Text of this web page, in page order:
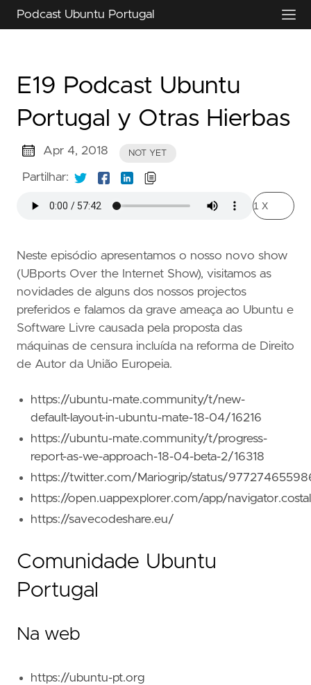
Podcast Ubuntu Portugal
E19 Podcast Ubuntu
Portugal y Otras Hierbas
Apr 4, 2018 NOT YET
Partilhar:
Neste episódio apresentamos o nosso novo show
(UBports Over the Internet Show), visitamos as
novidades de alguns dos nossos projectos
preferidos e falamos da grave ameaça ao Ubuntu e
Software Livre causada pela proposta das
máquinas de censura incluída na reforma de Direito
de Autor da União Europeia.
https://ubuntu-mate.community/t/new-
default-layout-in-ubuntu-mate-18-04/16216
https://ubuntu-mate.community/t/progress-
report-as-we-approach-18-04-beta-2/16318
https://twitter.com/Mariogrip/status/
https://open.uappexplorer.com/app/
https://savecodeshare.eu/
Comunidade Ubuntu
Portugal
Na web
https://ubuntu-pt.org